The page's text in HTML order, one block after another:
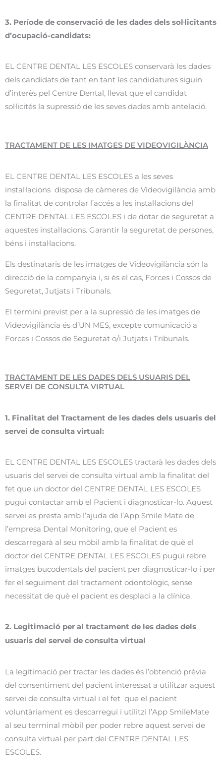
3. Període de conservació de les dades dels sol·licitants
d’ocupació-candidats:
EL CENTRE DENTAL LES ESCOLES conservarà les dades
dels candidats de tant en tant les candidatures siguin
d’interès pel Centre Dental, llevat que el candidat
sol·licités la supressió de les seves dades amb antelació.
TRACTAMENT DE LES IMATGES DE VIDEOVIGILÀNCIA
EL CENTRE DENTAL LES ESCOLES a les seves
instal·lacions disposa de càmeres de Videovigilància amb
la finalitat de controlar l’accés a les instal·lacions del
CENTRE DENTAL LES ESCOLES i de dotar de seguretat a
aquestes instal·lacions. Garantir la seguretat de persones,
béns i instal·lacions.
Els destinataris de les imatges de Videovigilància són la
direcció de la companyia i, si és el cas, Forces i Cossos de
Seguretat, Jutjats i Tribunals.
El termini previst per a la supressió de les imatges de
Videovigilància és d’UN MES, excepte comunicació a
Forces i Cossos de Seguretat o/i Jutjats i Tribunals.
TRACTAMENT DE LES DADES DELS USUARIS DEL
SERVEI DE CONSULTA VIRTUAL
1. Finalitat del Tractament de les dades dels usuaris del
servei de consulta virtual:
EL CENTRE DENTAL LES ESCOLES tractarà les dades dels
usuaris del servei de consulta virtual amb la finalitat del
fet que un doctor del CENTRE DENTAL LES ESCOLES
pugui contactar amb el Pacient i diagnosticar-lo. Aquest
servei es presta amb l’ajuda de l’App Smile Mate de
l’empresa Dental Monitoring, que el Pacient es
descarregarà al seu mòbil amb la finalitat de què el
doctor del CENTRE DENTAL LES ESCOLES pugui rebre
imatges bucodentals del pacient per diagnosticar-lo i per
fer el seguiment del tractament odontològic, sense
necessitat de què el pacient es desplaci a la clínica.
2. Legitimació per al tractament de les dades dels
usuaris del servei de consulta virtual
La legitimació per tractar les dades és l’obtenció prèvia
del consentiment del pacient interessat a utilitzar aquest
servei de consulta virtual i el fet que el pacient
voluntàriament es descarregui i utilitzi l’App SmileMate
al seu terminal mòbil per poder rebre aquest servei de
consulta virtual per part del CENTRE DENTAL LES
ESCOLES.